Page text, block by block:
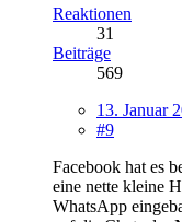
Reaktionen
31
Beiträge
569
13. Januar
#9
Facebook hat es
eine nette kleine
WhatsApp